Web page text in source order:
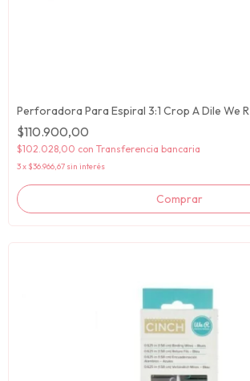
Perforadora Para Espiral 3:1 Crop A Dile We R
$110.900,00
$102.028,00 con Transferencia bancaria
3x $36.966,67 sin interés